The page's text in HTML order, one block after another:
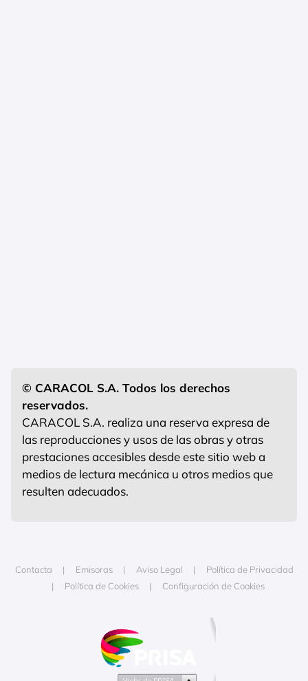
© CARACOL S.A. Todos los derechos
reservados.
CARACOL S.A. realiza una reserva expresa de
las reproducciones y usos de las obras y otras
prestaciones accesibles desde este sitio web a
medios de lectura mecánica u otros medios que
resulten adecuados.
Contacta Emisoras Aviso Legal
Política de Privacidad
Política de Cookies
Configuración de Cookies